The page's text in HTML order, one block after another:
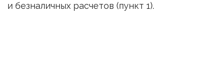
и безналичных расчетов (пункт 1).